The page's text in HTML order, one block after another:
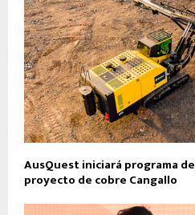
AusQuest iniciará programa
proyecto de cobre Cangallo